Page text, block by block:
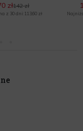
zł142 zł
z 30 dni: 113,60 zł